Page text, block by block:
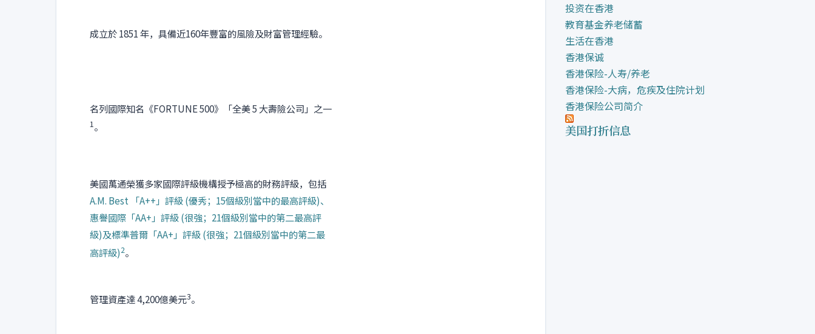
成立於 1851 年，具備近160年豐富的風險及財富管理經驗。
名列國際知名《FORTUNE 500》「全美 5 大壽險公司」之一
1。
美國萬通榮獲多家國際評級機構授予極高的財務評級，包括
A.M. Best 「A++」評級 (優秀；15個級別當中的最高評級)、
惠譽國際「AA+」評級 (很強；21個級別當中的第二最高評
級)及標準普爾「AA+」評級 (很強；21個級別當中的第二最
高評級)2。
管理資產達 4,200億美元3。
投资在香港
教育基金养老储蓄
生活在香港
香港保诚
香港保险-人寿/养老
香港保险-大病，危疾及住院计划
香港保险公司简介
美国打折信息